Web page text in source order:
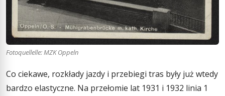
Fotoquellelle: MZK Oppeln
Co ciekawe, rozkłady jazdy i przebiegi tras były już wtedy
bardzo elastyczne. Na przełomie lat 1931 i 1932 linia 1